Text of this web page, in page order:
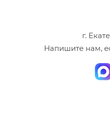
г.
Напишите нам,